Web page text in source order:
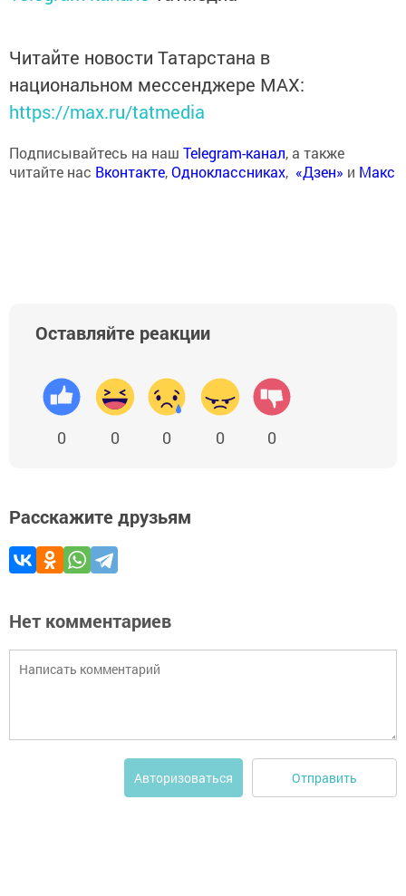
Читайте новости Татарстана в
национальном мессенджере MАХ:
https://max.ru/tatmedia
Подписывайтесь на наш Telegram-канал, а также
читайте нас Вконтакте,Одноклассниках, «Дзен» и Макс
Оставляйте реакции
0 0 0 0 0
Расскажите друзьям
Нет комментариев
Авторизоваться Отправить